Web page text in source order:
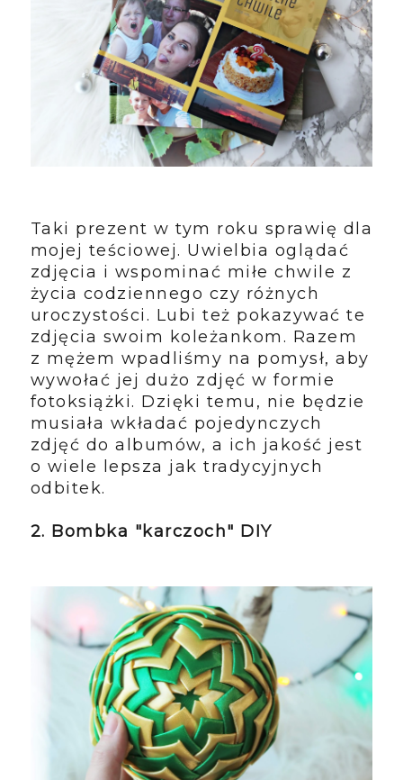
Taki prezent w tym roku sprawię dla
mojej teściowej. Uwielbia oglądać
zdjęcia i wspominać miłe chwile z
życia codziennego czy różnych
uroczystości. Lubi też pokazywać te
zdjęcia swoim koleżankom. Razem
z mężem wpadliśmy na pomysł, aby
wywołać jej dużo zdjęć w formie
fotoksiążki. Dzięki temu, nie będzie
musiała wkładać pojedynczych
zdjęć do albumów, a ich jakość jest
o wiele lepsza jak tradycyjnych
odbitek.
2. Bombka "karczoch" DIY